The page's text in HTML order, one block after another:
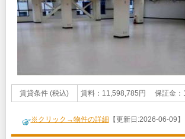
賃貸条件 (税込) 賃料：11,598,785円 保証金：
※クリック→物件の詳細 【更新日:2026-06-09】